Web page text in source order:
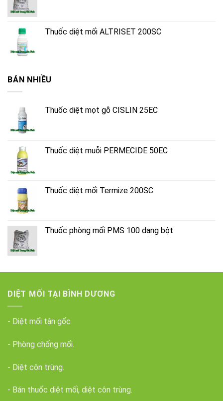
Thuốc diệt mối ALTRISET 200SC
BÁN NHIỀU
Thuốc diệt mọt gỗ CISLIN 25EC
Thuốc diệt muỗi PERMECIDE 50EC
Thuốc diệt mối Termize 200SC
Thuốc phòng mối PMS 100 dạng bột
DIỆT MỐI TẠI BÌNH DƯƠNG
- Diệt mối tận gốc
- Phòng chống mối.
- Diệt côn trùng.
- Bán thuốc diệt mối, diệt côn trùng.